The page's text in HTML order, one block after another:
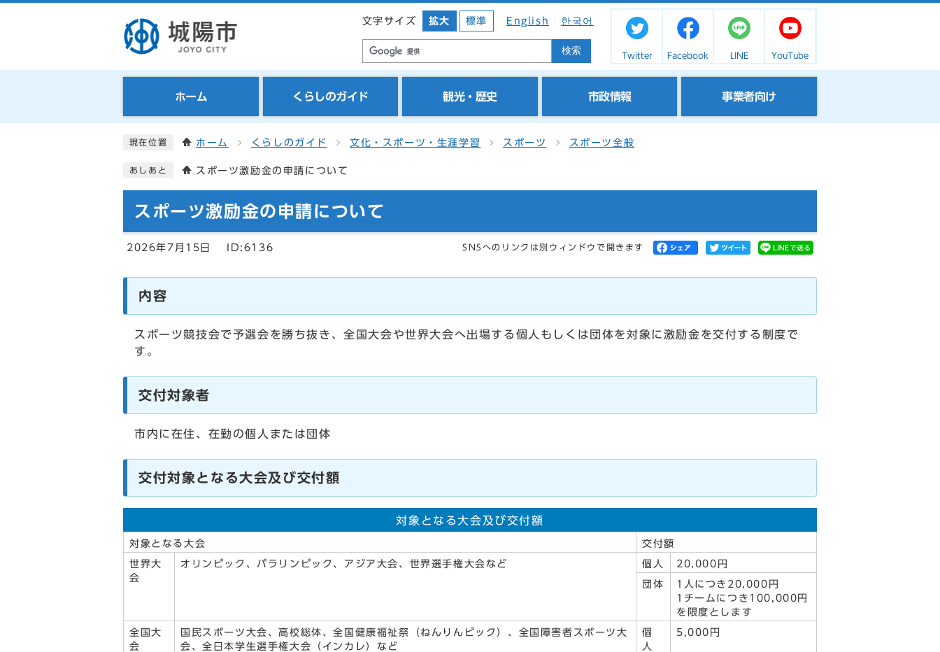
文字サイズ 拡大 標準 English 한국어
検索 Twitter Facebook LINE YouTube
ホーム くらしのガイド 観光・歴史 市政情報 事業者向け
現在位置 ホーム くらしのガイド 文化・スポーツ・生涯学習 スポーツ スポーツ全般
あしあと スポーツ激励金の申請について
スポーツ激励金の申請について
2026年7月15日 ID:6136 SNSへのリンクは別ウィンドウで開きます
内容
スポーツ競技会で予選会を勝ち抜き、全国大会や世界大会へ出場する個人もしくは団体を対象に激励金を交付する制度で
す。
交付対象者
市内に在住、在勤の個人または団体
交付対象となる大会及び交付額
対象となる大会及び交付額
対象となる大会 交付額
世界大
会
オリンピック、パラリンピック、アジア大会、世界選手権大会など 個人 20,000円
団体
1人につき20,000円
1チームにつき100,000円
を限度とします
全国大
会
国民スポーツ大会、高校総体、全国健康福祉祭（ねんりんピック）、全国障害者スポーツ大
会、全日本学生選手権大会（インカレ）など
個
人
5,000円